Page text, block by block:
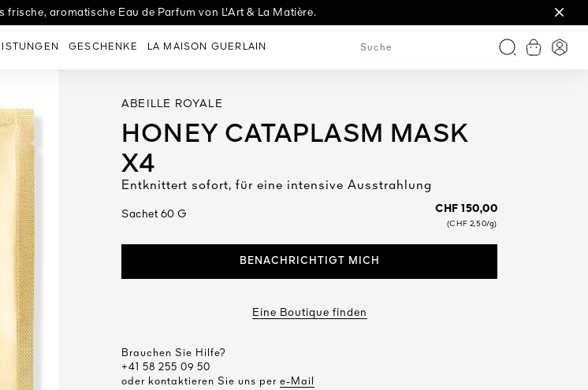
Eau de Tulle, den perfekten Duft zur Hochzeit.
frische, aromatische Eau de Parfum von L'Art & La Matière.
GESCHENKE LA MAISON GUERLAIN
Suche
ABEILLE ROYALE
HONEY CATAPLASM MASK
X4
Entknittert sofort, für eine intensive Ausstrahlung
Sachet 60 G CHF 150,00
(CHF 2,50/g)
BENACHRICHTIGT MICH
Eine Boutique finden
Brauchen Sie Hilfe?
+41 58 255 09 50
oder kontaktieren Sie uns per e-Mail